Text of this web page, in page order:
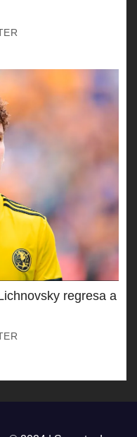
regresa a